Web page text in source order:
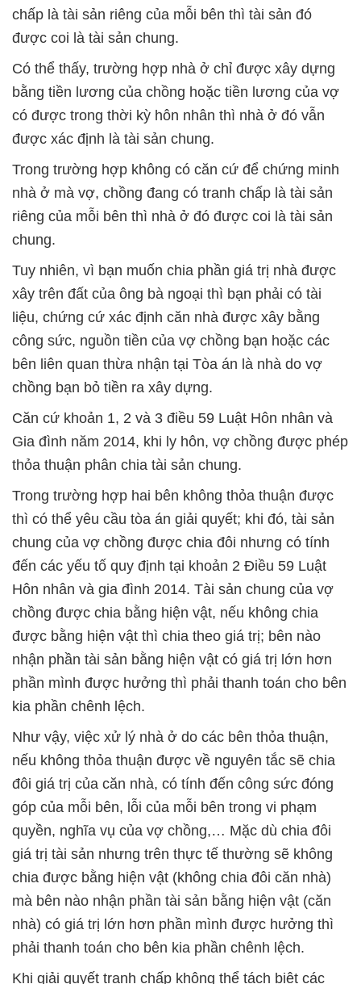
chấp là tài sản riêng của mỗi bên thì tài sản đó
được coi là tài sản chung.
Có thể thấy, trường hợp nhà ở chỉ được xây dựng
bằng tiền lương của chồng hoặc tiền lương của vợ
có được trong thời kỳ hôn nhân thì nhà ở đó vẫn
được xác định là tài sản chung.
Trong trường hợp không có căn cứ để chứng minh
nhà ở mà vợ, chồng đang có tranh chấp là tài sản
riêng của mỗi bên thì nhà ở đó được coi là tài sản
chung.
Tuy nhiên, vì bạn muốn chia phần giá trị nhà được
xây trên đất của ông bà ngoại thì bạn phải có tài
liệu, chứng cứ xác định căn nhà được xây bằng
công sức, nguồn tiền của vợ chồng bạn hoặc các
bên liên quan thừa nhận tại Tòa án là nhà do vợ
chồng bạn bỏ tiền ra xây dựng.
Căn cứ khoản 1, 2 và 3 điều 59 Luật Hôn nhân và
Gia đình năm 2014, khi ly hôn, vợ chồng được phép
thỏa thuận phân chia tài sản chung.
Trong trường hợp hai bên không thỏa thuận được
thì có thể yêu cầu tòa án giải quyết; khi đó, tài sản
chung của vợ chồng được chia đôi nhưng có tính
đến các yếu tố quy định tại khoản 2 Điều 59 Luật
Hôn nhân và gia đình 2014. Tài sản chung của vợ
chồng được chia bằng hiện vật, nếu không chia
được bằng hiện vật thì chia theo giá trị; bên nào
nhận phần tài sản bằng hiện vật có giá trị lớn hơn
phần mình được hưởng thì phải thanh toán cho bên
kia phần chênh lệch.
Như vậy, việc xử lý nhà ở do các bên thỏa thuận,
nếu không thỏa thuận được về nguyên tắc sẽ chia
đôi giá trị của căn nhà, có tính đến công sức đóng
góp của mỗi bên, lỗi của mỗi bên trong vi phạm
quyền, nghĩa vụ của vợ chồng,… Mặc dù chia đôi
giá trị tài sản nhưng trên thực tế thường sẽ không
chia được bằng hiện vật (không chia đôi căn nhà)
mà bên nào nhận phần tài sản bằng hiện vật (căn
nhà) có giá trị lớn hơn phần mình được hưởng thì
phải thanh toán cho bên kia phần chênh lệch.
Khi giải quyết tranh chấp không thể tách biệt các